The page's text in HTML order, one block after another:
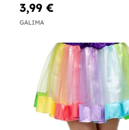
3,99 €
GALIMA